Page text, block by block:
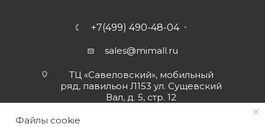
+7(499) 490-48-04
sales@mimall.ru
ТЦ «Савеловский», мобильный
ряд, павильон Л153 ул. Сущевский
Вал, д. 5, стр. 12
Файлы cookie